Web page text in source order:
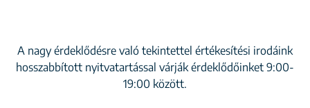
A nagy érdeklődésre való tekintettel értékesítési irodáink
hosszabbított nyitvatartással várják érdeklődőinket 9:00-
19:00 között.